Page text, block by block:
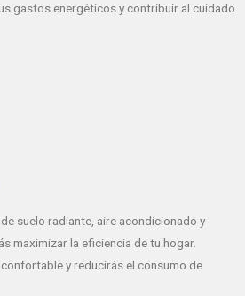
gastos energéticos y contribuir al cuidado
suelo radiante, aire acondicionado y
maximizar la eficiencia de tu hogar.
y reducirás el consumo de